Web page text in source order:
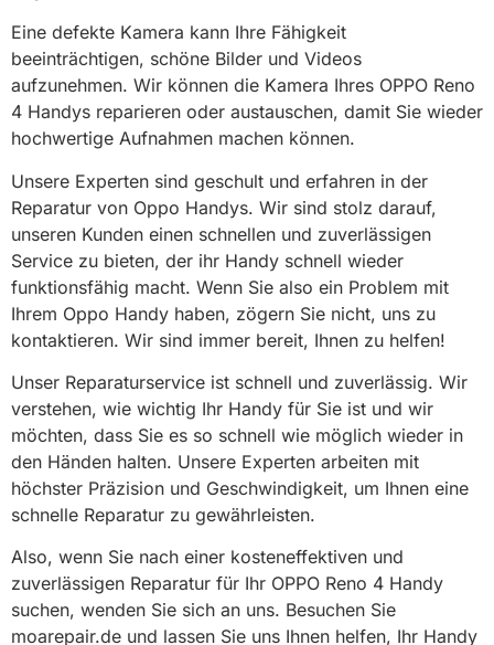
Eine defekte Kamera kann Ihre Fähigkeit
beeinträchtigen, schöne Bilder und Videos
aufzunehmen. Wir können die Kamera Ihres OPPO Reno
4 Handys reparieren oder austauschen, damit Sie wieder
hochwertige Aufnahmen machen können.
Unsere Experten sind geschult und erfahren in der
Reparatur von Oppo Handys. Wir sind stolz darauf,
unseren Kunden einen schnellen und zuverlässigen
Service zu bieten, der ihr Handy schnell wieder
funktionsfähig macht. Wenn Sie also ein Problem mit
Ihrem Oppo Handy haben, zögern Sie nicht, uns zu
kontaktieren. Wir sind immer bereit, Ihnen zu helfen!
Unser Reparaturservice ist schnell und zuverlässig. Wir
verstehen, wie wichtig Ihr Handy für Sie ist und wir
möchten, dass Sie es so schnell wie möglich wieder in
den Händen halten. Unsere Experten arbeiten mit
höchster Präzision und Geschwindigkeit, um Ihnen eine
schnelle Reparatur zu gewährleisten.
Also, wenn Sie nach einer kosteneffektiven und
zuverlässigen Reparatur für Ihr OPPO Reno 4 Handy
suchen, wenden Sie sich an uns. Besuchen Sie
moarepair.de und lassen Sie uns Ihnen helfen, Ihr Handy